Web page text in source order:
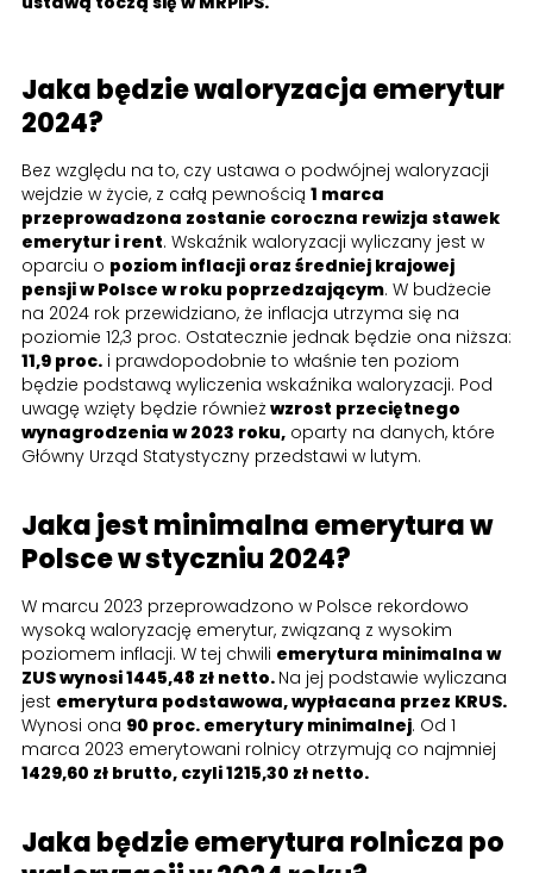
Jaka będzie waloryzacja emerytur
2024?
Bez względu na to, czy ustawa o podwójnej waloryzacji
wejdzie w życie, z całą pewnością 1 marca
przeprowadzona zostanie coroczna rewizja stawek
emerytur i rent. Wskaźnik waloryzacji wyliczany jest w
oparciu o poziom inflacji oraz średniej krajowej
pensji w Polsce w roku poprzedzającym. W budżecie
na 2024 rok przewidziano, że inflacja utrzyma się na
poziomie 12,3 proc. Ostatecznie jednak będzie ona niższa:
11,9 proc. i prawdopodobnie to właśnie ten poziom
będzie podstawą wyliczenia wskaźnika waloryzacji. Pod
uwagę wzięty będzie również wzrost przeciętnego
wynagrodzenia w 2023 roku, oparty na danych, które
Główny Urząd Statystyczny przedstawi w lutym.
Jaka jest minimalna emerytura w
Polsce w styczniu 2024?
W marcu 2023 przeprowadzono w Polsce rekordowo
wysoką waloryzację emerytur, związaną z wysokim
poziomem inflacji. W tej chwili emerytura minimalna w
ZUS wynosi 1445,48 zł netto. Na jej podstawie wyliczana
jest emerytura podstawowa, wypłacana przez KRUS.
Wynosi ona 90 proc. emerytury minimalnej. Od 1
marca 2023 emerytowani rolnicy otrzymują co najmniej
1429,60 zł brutto, czyli 1215,30 zł netto.
Jaka będzie emerytura rolnicza po